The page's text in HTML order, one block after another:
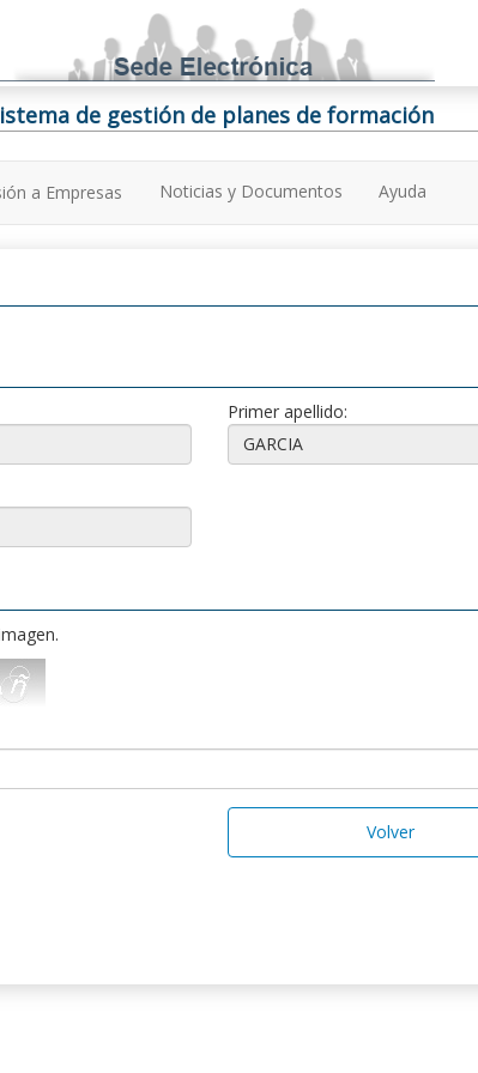
de gestión de planes de formación
a Empresas Noticias y Documentos Ayuda
Primer apellido:
Volver